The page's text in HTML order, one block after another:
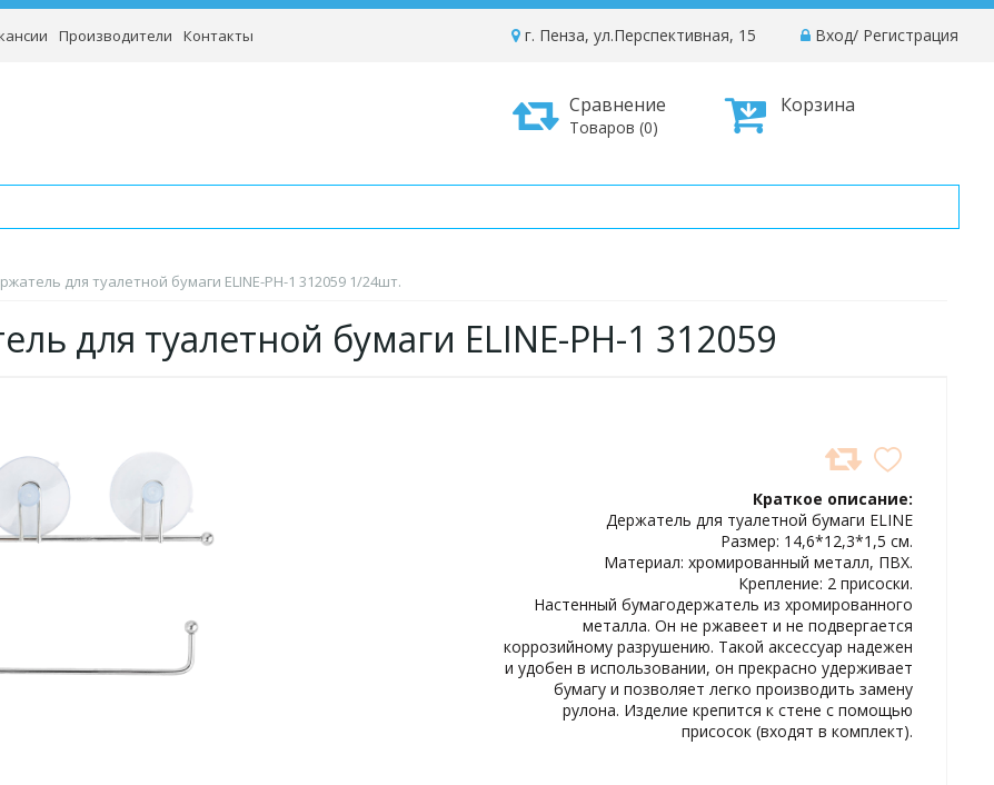
Производители Контакты Вход/ Регистрация
г. Пенза, ул.Перспективная, 15
Корзина
Сравнение
Товаров (0)
для туалетной бумаги ELINE-PH-1 312059 1/24шт.
для туалетной бумаги ELINE-PH-1 312059
Краткое описание:
Держатель для туалетной бумаги ELINE
Размер: 14,6*12,3*1,5 см.
Материал: хромированный металл, ПВХ.
Крепление: 2 присоски.
Настенный бумагодержатель из хромированного
металла. Он не ржавеет и не подвергается
коррозийному разрушению. Такой аксессуар надежен
и удобен в использовании, он прекрасно удерживает
бумагу и позволяет легко производить замену
рулона. Изделие крепится к стене с помощью
присосок (входят в комплект).